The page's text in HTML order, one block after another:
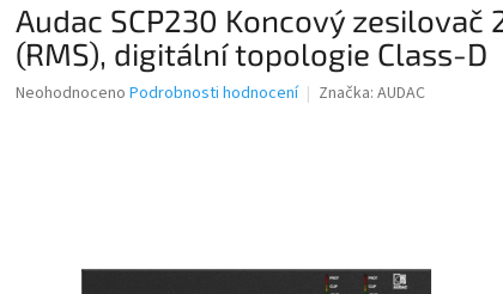
Audac SCP230 Koncový zesilovač
(RMS), digitální topologie Class-D
Průměrné
Neohodnoceno Podrobnosti hodnocení Značka: AUDAC